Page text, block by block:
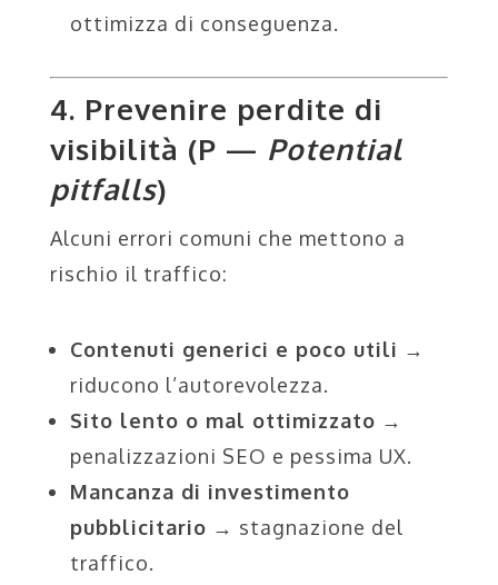
ottimizza di conseguenza.
4. Prevenire perdite di
visibilità (P — Potential
pitfalls)
Alcuni errori comuni che mettono a
rischio il traffico:
Contenuti generici e poco utili →
riducono l’autorevolezza.
Sito lento o mal ottimizzato →
penalizzazioni SEO e pessima UX.
Mancanza di investimento
pubblicitario → stagnazione del
traffico.